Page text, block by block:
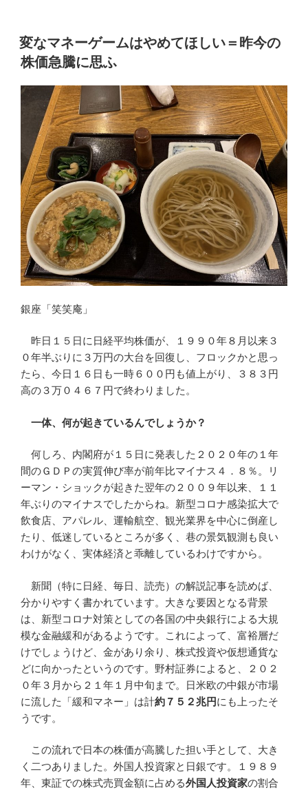
変なマネーゲームはやめてほしい＝昨今の
株価急騰に思ふ
銀座「笑笑庵」
昨日１５日に日経平均株価が、１９９０年８月以来３
０年半ぶりに３万円の大台を回復し、フロックかと思っ
たら、今日１６日も一時６００円も値上がり、３８３円
高の３万０４６７円で終わりました。
一体、何が起きているんでしょうか？
何しろ、内閣府が１５日に発表した２０２０年の１年
間のＧＤＰの実質伸び率が前年比マイナス４．８％。リ
ーマン・ショックが起きた翌年の２００９年以来、１１
年ぶりのマイナスでしたからね。新型コロナ感染拡大で
飲食店、アパレル、運輸航空、観光業界を中心に倒産し
たり、低迷しているところが多く、巷の景気観測も良い
わけがなく、実体経済と乖離しているわけですから。
新聞（特に日経、毎日、読売）の解説記事を読めば、
分かりやすく書かれています。大きな要因となる背景
は、新型コロナ対策としての各国の中央銀行による大規
模な金融緩和があるようです。これによって、富裕層だ
けでしょうけど、金があり余り、株式投資や仮想通貨な
どに向かったというのです。野村証券によると、２０２
０年３月から２１年１月中旬まで。日米欧の中銀が市場
に流した「緩和マネー」は計約７５２兆円にも上ったそ
うです。
この流れで日本の株価が高騰した担い手として、大き
く二つありました。外国人投資家と日銀です。１９８９
年、東証での株式売買金額に占める外国人投資家の割合